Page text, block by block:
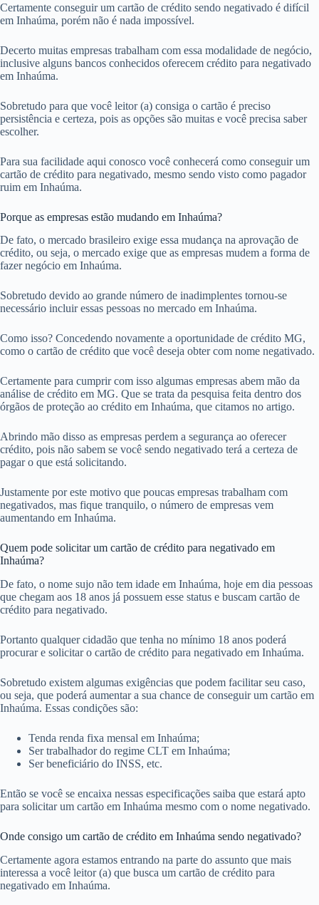
Certamente conseguir um cartão de crédito sendo negativado é difícil
em Inhaúma, porém não é nada impossível.
Decerto muitas empresas trabalham com essa modalidade de negócio,
inclusive alguns bancos conhecidos oferecem crédito para negativado
em Inhaúma.
Sobretudo para que você leitor (a) consiga o cartão é preciso
persistência e certeza, pois as opções são muitas e você precisa saber
escolher.
Para sua facilidade aqui conosco você conhecerá como conseguir um
cartão de crédito para negativado, mesmo sendo visto como pagador
ruim em Inhaúma.
Porque as empresas estão mudando em Inhaúma?
De fato, o mercado brasileiro exige essa mudança na aprovação de
crédito, ou seja, o mercado exige que as empresas mudem a forma de
fazer negócio em Inhaúma.
Sobretudo devido ao grande número de inadimplentes tornou-se
necessário incluir essas pessoas no mercado em Inhaúma.
Como isso? Concedendo novamente a oportunidade de crédito MG,
como o cartão de crédito que você deseja obter com nome negativado.
Certamente para cumprir com isso algumas empresas abem mão da
análise de crédito em MG. Que se trata da pesquisa feita dentro dos
órgãos de proteção ao crédito em Inhaúma, que citamos no artigo.
Abrindo mão disso as empresas perdem a segurança ao oferecer
crédito, pois não sabem se você sendo negativado terá a certeza de
pagar o que está solicitando.
Justamente por este motivo que poucas empresas trabalham com
negativados, mas fique tranquilo, o número de empresas vem
aumentando em Inhaúma.
Quem pode solicitar um cartão de crédito para negativado em
Inhaúma?
De fato, o nome sujo não tem idade em Inhaúma, hoje em dia pessoas
que chegam aos 18 anos já possuem esse status e buscam cartão de
crédito para negativado.
Portanto qualquer cidadão que tenha no mínimo 18 anos poderá
procurar e solicitar o cartão de crédito para negativado em Inhaúma.
Sobretudo existem algumas exigências que podem facilitar seu caso,
ou seja, que poderá aumentar a sua chance de conseguir um cartão em
Inhaúma. Essas condições são:
Tenda renda fixa mensal em Inhaúma;
Ser trabalhador do regime CLT em Inhaúma;
Ser beneficiário do INSS, etc.
Então se você se encaixa nessas especificações saiba que estará apto
para solicitar um cartão em Inhaúma mesmo com o nome negativado.
Onde consigo um cartão de crédito em Inhaúma sendo negativado?
Certamente agora estamos entrando na parte do assunto que mais
interessa a você leitor (a) que busca um cartão de crédito para
negativado em Inhaúma.